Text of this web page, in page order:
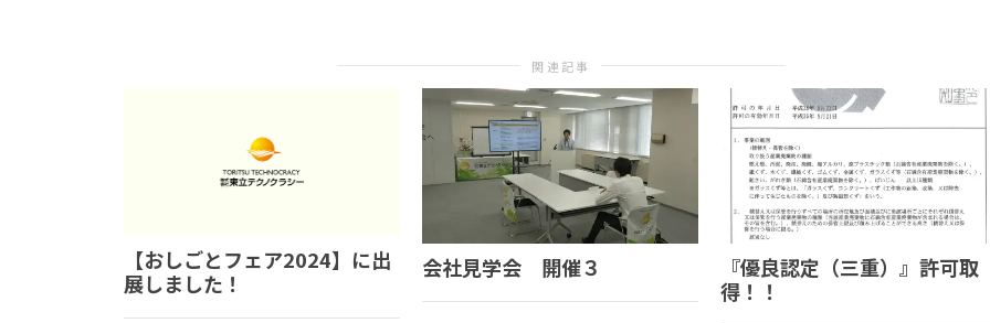
関連記事
【おしごとフェア2024】に出
展しました！
会社見学会 開催３
『優良認定（三重）』許可取
得！！